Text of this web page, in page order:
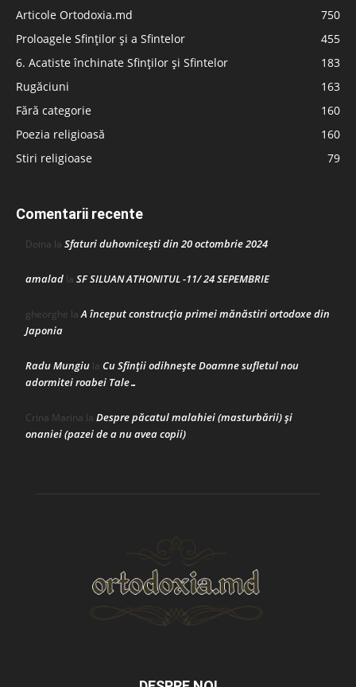
Articole Ortodoxia.md
750
Proloagele Sfinților și a Sfintelor
455
6. Acatiste închinate Sfinților și Sfintelor
183
Rugăciuni
163
Fără categorie
160
Poezia religioasă
160
Stiri religioase
79
Comentarii recente
Doina la Sfaturi duhovnicești din 20 octombrie 2024
amalad la SF SILUAN ATHONITUL -11/ 24 SEPEMBRIE
gheorghe laA început construcţia primei mănăstiri ortodoxe din
Japonia
Radu Mungiu la Cu Sfinții odihnește Doamne sufletul nou
adormitei roabei Tale…
Crina Marina la Despre păcatul malahiei (masturbării) şi
onaniei (pazei de a nu avea copii)